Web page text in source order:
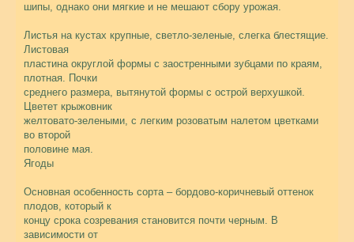
шипы, однако они мягкие и не мешают сбору урожая.
Листья на кустах крупные, светло-зеленые, слегка блестящие.
Листовая
пластина округлой формы с заостренными зубцами по краям,
плотная. Почки
среднего размера, вытянутой формы с острой верхушкой.
Цветет крыжовник
желтовато-зелеными, с легким розоватым налетом цветками
во второй
половине мая.
Ягоды
Основная особенность сорта – бордово-коричневый оттенок
плодов, который к
концу срока созревания становится почти черным. В
зависимости от